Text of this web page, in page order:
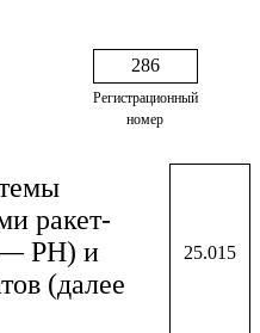
286
Регистрационный
номер
ракет-
— РН) и
(далее
25.015